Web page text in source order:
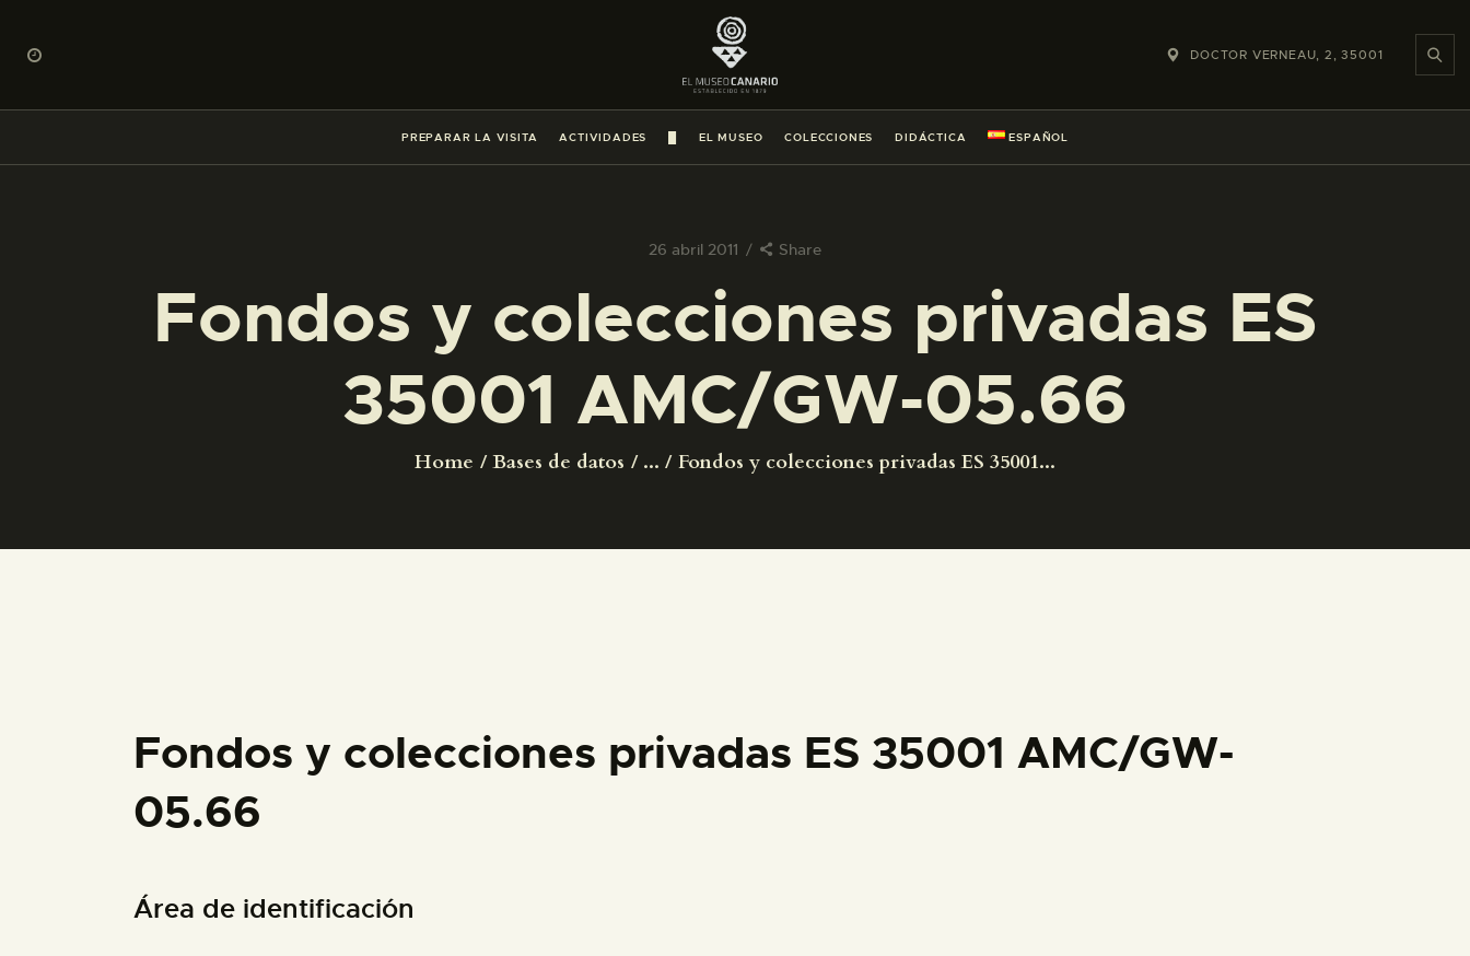
DOCTOR VERNEAU, 2, 35001
PREPARAR LA VISITA ACTIVIDADES EL MUSEO COLECCIONES DIDÁCTICA ESPAÑOL
26 abril 2011 Share
Fondos y colecciones privadas ES
35001 AMC/GW-05.66
Home Bases de datos ... Fondos y colecciones privadas ES 35001...
PREPARAR LA VISITA
ACTIVIDADES
█
COLECCIONES
DIDÁCTICA
ESPAÑOL
Fondos y colecciones privadas ES 35001 AMC/GW-
05.66
Área de identificación